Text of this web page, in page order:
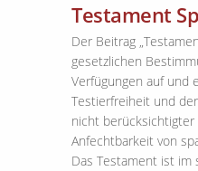
Testament
Der Beitrag
gesetzlichen
Verfügungen auf und
Testierfreiheit und
nicht berücksichtigter
Anfechtbarkeit von
Das Testament ist im